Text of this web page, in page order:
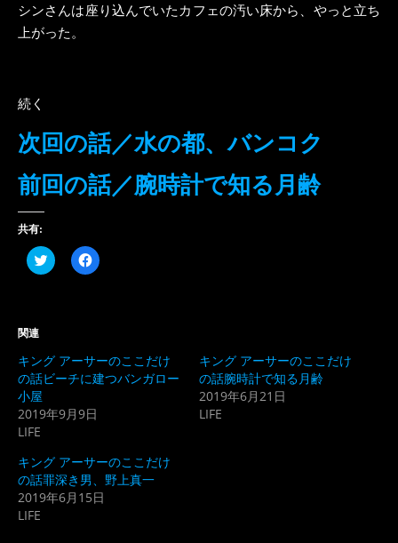
シンさんは座り込んでいたカフェの汚い床から、やっと立ち
上がった。
続く
次回の話／水の都、バンコク
前回の話／腕時計で知る月齢
共有:
ク
リ
有
(新
し
ウ
ィ
ウ
で
開
き
ま
Facebook
で
リ
ッ
ク
て
く
(新
い
ウ
関連
キング アーサーのここだけ
の話ビーチに建つバンガロー
小屋
2019年9月9日
LIFE
キング アーサーのここだけ
の話腕時計で知る月齢
2019年6月21日
LIFE
キング アーサーのここだけ
の話罪深き男、野上真一
2019年6月15日
LIFE